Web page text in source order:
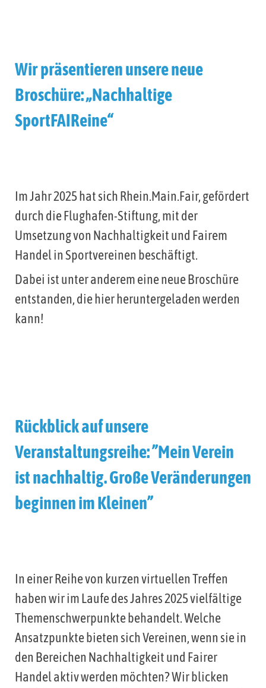
Wir präsentieren unsere neue
Broschüre: „Nachhaltige
SportFAIReine“
Im Jahr 2025 hat sich Rhein.Main.Fair, gefördert
durch die Flughafen-Stiftung, mit der
Umsetzung von Nachhaltigkeit und Fairem
Handel in Sportvereinen beschäftigt.
Dabei ist unter anderem eine neue Broschüre
entstanden, die hier heruntergeladen werden
kann!
Rückblick auf unsere
Veranstaltungsreihe: ”Mein Verein
ist nachhaltig. Große Veränderungen
beginnen im Kleinen”
In einer Reihe von kurzen virtuellen Treffen
haben wir im Laufe des Jahres 2025 vielfältige
Themenschwerpunkte behandelt. Welche
Ansatzpunkte bieten sich Vereinen, wenn sie in
den Bereichen Nachhaltigkeit und Fairer
Handel aktiv werden möchten? Wir blicken